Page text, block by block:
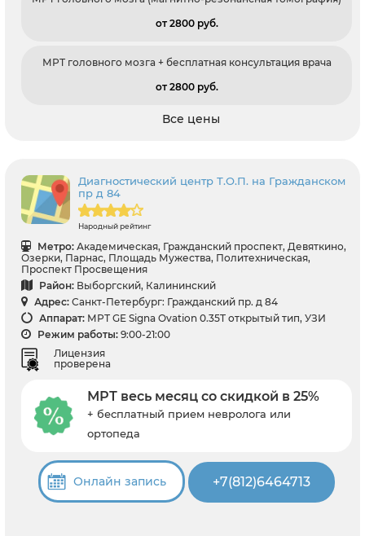
от 2800 pуб.
МРТ головного мозга + бесплатная консультация врача
от 2800 pуб.
Все цены
Диагностический центр Т.О.П. на Гражданском
пр д 84
Народный рейтинг
Метро: Академическая, Гражданский проспект, Девяткино,
Озерки, Парнас, Площадь Мужества, Политехническая,
Проспект Просвещения
Район: Выборгский, Калининский
Адрес: Санкт-Петербург: Гражданский пр. д 84
Аппарат: МРТ GE Signa Ovation 0.35T открытый тип, УЗИ
Режим работы: 9:00-21:00
Лицензия
проверена
МРТ весь месяц со скидкой в 25%
+ бесплатный прием невролога или
ортопеда
Онлайн запись +7(812)6464713